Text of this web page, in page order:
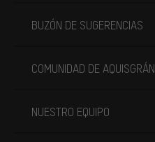
BUZÓN DE SUGERENCIAS
COMUNIDAD DE AQUISGRÁN
NUESTRO EQUIPO